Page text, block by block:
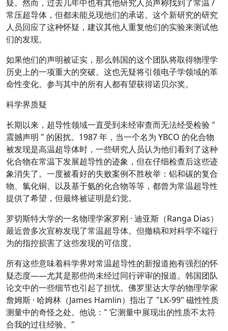
疑。然而，过去几年中也有其他研究人员声称找到了常温 /
常压超导体，但都未能兑现他们的承诺。这个新研究的研究
人员回应了这种怀疑，建议其他人重复他们的实验来测试他
们的发现。
如果他们的声明被证实，那么韩国的这个团队将取得物理学
历史上的一项重大的突破。这也无疑将引领电子学领域的革
命性变化。参与其中的所有人都有望获得诺贝尔奖。
科学界质疑
长期以来，超导性领域一直受到未经审查而无法经受检验 "
震撼声明 " 的困扰。1987 年，当一个名为 YBCO 的化合物
被发现是高温超导体时，一些研究人员认为他们看到了这种
化合物在常温下发展超导性的迹象，但在仔细检查后这些迹
象消失了。一度被看好的失败案例不胜枚举：铝和碳的复合
物、氯化铜、以及基于氨的化合物等等，都曾为常温超导性
提供了希望，但最终被证明是幻觉。
罗切斯特大学的一名物理学家罗刚 · 迪亚斯（Ranga Dias）
最近曾多次宣称发现了常温超导体。但撤稿和对科学不端行
为的指控损害了这些发现的可信度。
所有这些意味着科学界对常温超导性的新报道抱有强烈的怀
疑态度——尤其是那些尚未经过同行评审的报道。韩国团队
论文中的一些细节也引起了担忧。佛罗里达大学的物理学家
詹姆斯 · 哈姆林（James Hamlin）指出了 "LK-99" 磁性性质
测量中的奇怪之处。他说：" 它测量中展现出的性质不太符
合我的过往经验。"